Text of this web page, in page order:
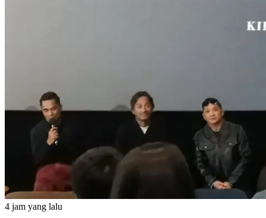
4 jam yang lalu